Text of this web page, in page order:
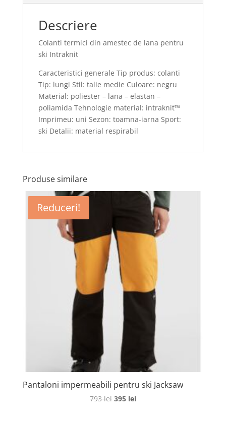
Descriere
Colanti termici din amestec de lana pentru
ski Intraknit
Caracteristici generale Tip produs: colanti
Tip: lungi Stil: talie medie Culoare: negru
Material: poliester – lana – elastan –
poliamida Tehnologie material: intraknit™
Imprimeu: uni Sezon: toamna-iarna Sport:
ski Detalii: material respirabil
Produse similare
Reduceri!
Pantaloni impermeabili pentru ski Jacksaw
793lei Prețul
395 leiPrețul